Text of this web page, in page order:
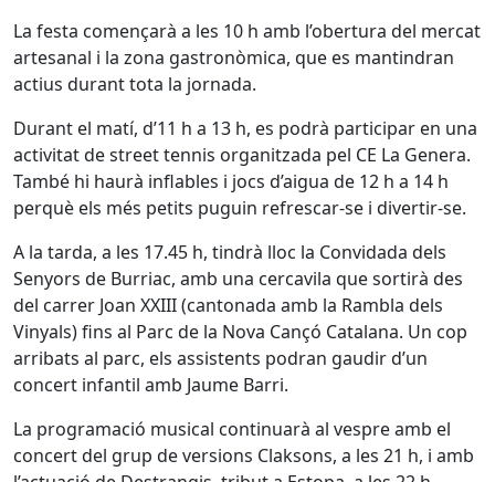
La festa començarà a les 10 h amb l’obertura del mercat
artesanal i la zona gastronòmica, que es mantindran
actius durant tota la jornada.
Durant el matí, d’11 h a 13 h, es podrà participar en una
activitat de street tennis organitzada pel CE La Genera.
També hi haurà inflables i jocs d’aigua de 12 h a 14 h
perquè els més petits puguin refrescar-se i divertir-se.
A la tarda, a les 17.45 h, tindrà lloc la Convidada dels
Senyors de Burriac, amb una cercavila que sortirà des
del carrer Joan XXIII (cantonada amb la Rambla dels
Vinyals) fins al Parc de la Nova Cançó Catalana. Un cop
arribats al parc, els assistents podran gaudir d’un
concert infantil amb Jaume Barri.
La programació musical continuarà al vespre amb el
concert del grup de versions Claksons, a les 21 h, i amb